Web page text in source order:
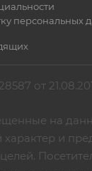
персональных
от
на
и